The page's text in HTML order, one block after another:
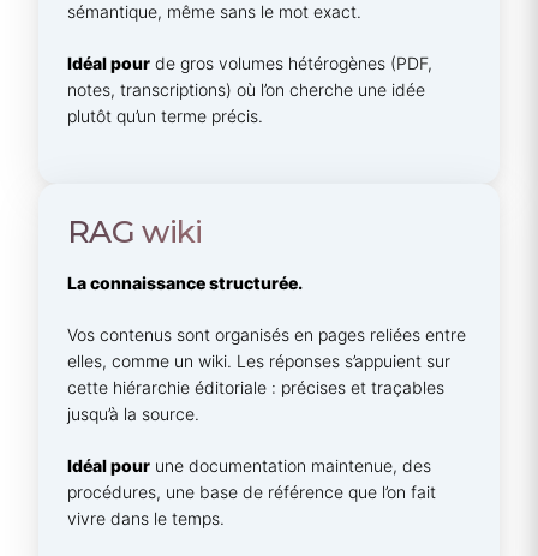
sémantique, même sans le mot exact.
Idéal pour de gros volumes hétérogènes (PDF,
notes, transcriptions) où l’on cherche une idée
plutôt qu’un terme précis.
RAG wiki
La connaissance structurée.
Vos contenus sont organisés en pages reliées entre
elles, comme un wiki. Les réponses s’appuient sur
cette hiérarchie éditoriale : précises et traçables
jusqu’à la source.
Idéal pour une documentation maintenue, des
procédures, une base de référence que l’on fait
vivre dans le temps.